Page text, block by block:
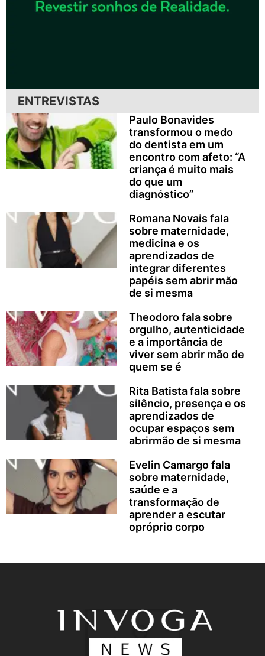
ENTREVISTAS
Paulo Bonavides
transformou o medo
do dentista em um
encontro com afeto: “A
criança é muito mais
do que um
diagnóstico”
Romana Novais fala
sobre maternidade,
medicina e os
aprendizados de
integrar diferentes
papéis sem abrir mão
de si mesma
Theodoro fala sobre
orgulho, autenticidade
e a importância de
viver sem abrir mão de
quem se é
Rita Batista fala sobre
silêncio, presença e os
aprendizados de
ocupar espaços sem
abrirmão de si mesma
Evelin Camargo fala
sobre maternidade,
saúde e a
transformação de
aprender a escutar
opróprio corpo